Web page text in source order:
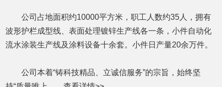
公司占地面积约10000平方米，职工人数约35人，拥有
波形护栏成型线、表面处理镀锌生产线各一条，小件自动化
流水涂装生产线及涂料设备十余套。小件日产量20余万件。
公司本着“铸科技精品、立诚信服务”的宗旨，始终坚